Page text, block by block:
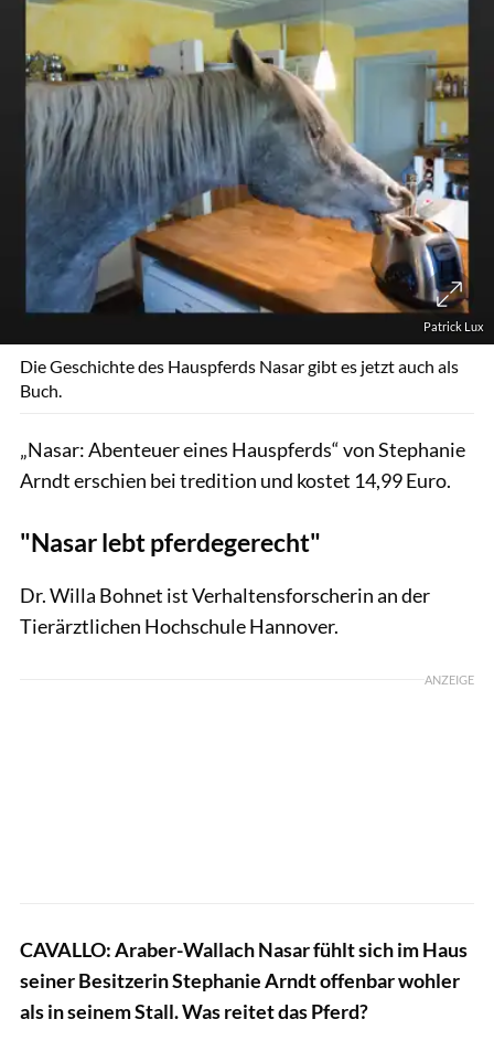
Patrick Lux
Die Geschichte des Hauspferds Nasar gibt es jetzt auch als
Buch.
„Nasar: Abenteuer eines Hauspferds“ von Stephanie
Arndt erschien bei tredition und kostet 14,99 Euro.
"Nasar lebt pferdegerecht"
Dr. Willa Bohnet ist Verhaltensforscherin an der
Tierärztlichen Hochschule Hannover.
ANZEIGE
CAVALLO: Araber-Wallach Nasar fühlt sich im Haus
seiner Besitzerin Stephanie Arndt offenbar wohler
als in seinem Stall. Was reitet das Pferd?